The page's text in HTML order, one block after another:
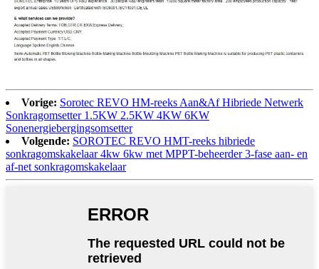
Vorige: Sorotec REVO HM-reeks Aan&Af Hibriede Netwerk
Sonkragomsetter 1.5KW 2.5KW 4KW 6KW
Sonenergiebergingsomsetter
Volgende: SOROTEC REVO HMT-reeks hibriede
sonkragomskakelaar 4kw 6kw met MPPT-beheerder 3-fase aan- en
af-net sonkragomskakelaar